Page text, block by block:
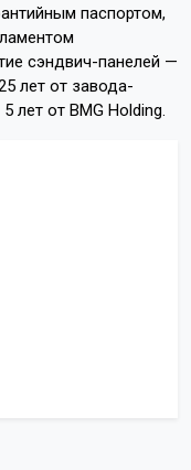
паспортом,
сэндвич-панелей —
лет от завода-
лет от BMG Holding.